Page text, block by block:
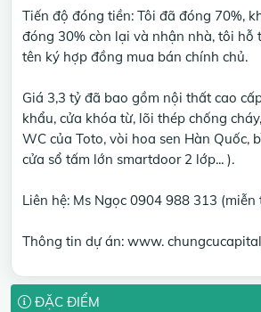
Tiến độ đóng tiền: Tôi đã đóng 70%,
đóng 30% còn lại và nhận nhà, tôi hỗ
tên ký hợp đồng mua bán chính chủ.
Giá 3,3 tỷ đã bao gồm nội thất cao
khẩu, cửa khóa từ, lõi thép chống
WC của Toto, vòi hoa sen Hàn Quốc,
cửa sổ tấm lớn smartdoor 2 lớp... ).
Liên hệ: Ms Ngọc 0904 988 313
Thông tin dự án: www.
ĐẶC ĐIỂM